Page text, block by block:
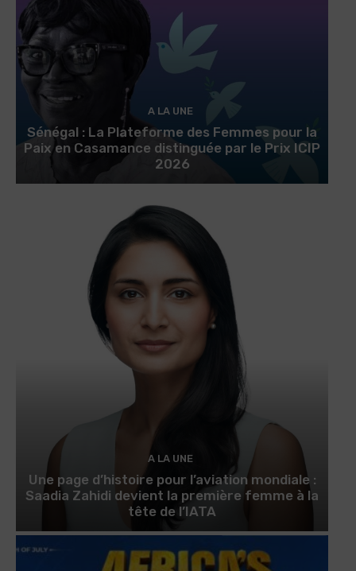
A LA UNE
Sénégal : La Plateforme des Femmes pour la
Paix en Casamance distinguée par le Prix ICIP
2026
A LA UNE
Une page d’histoire pour l’aviation mondiale :
Saadia Zahidi devient la première femme à la
tête de l’IATA